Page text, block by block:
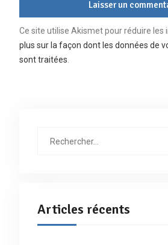
Ce site utilise Akismet pour réduire les
plus sur la façon dont les données de
sont traitées.
Articles récents